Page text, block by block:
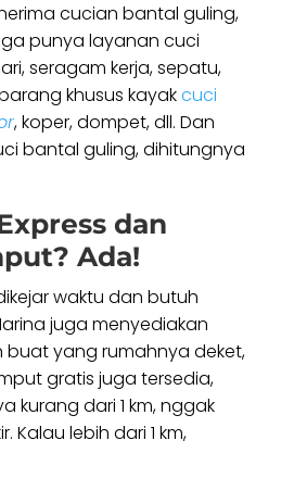
cucian bantal guling,
punya layanan cuci
seragam kerja, sepatu,
khusus kayakcuci
, koper, dompet, dll. Dan
bantal guling, dihitungnya
dan
Ada!
waktu dan butuh
juga menyediakan
buat yang rumahnya deket,
gratis juga tersedia,
kurang dari 1 km, nggak
Kalau lebih dari 1 km,